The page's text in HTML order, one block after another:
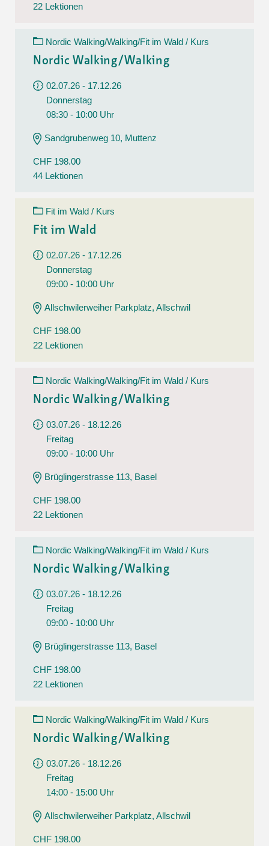
22 Lektionen
Nordic Walking/Walking/Fit im Wald / Kurs
Nordic Walking/Walking
02.07.26 - 17.12.26
Donnerstag
08:30 - 10:00 Uhr
Sandgrubenweg 10, Muttenz
CHF 198.00
44 Lektionen
Fit im Wald / Kurs
Fit im Wald
02.07.26 - 17.12.26
Donnerstag
09:00 - 10:00 Uhr
Allschwilerweiher Parkplatz, Allschwil
CHF 198.00
22 Lektionen
Nordic Walking/Walking/Fit im Wald / Kurs
Nordic Walking/Walking
03.07.26 - 18.12.26
Freitag
09:00 - 10:00 Uhr
Brüglingerstrasse 113, Basel
CHF 198.00
22 Lektionen
Nordic Walking/Walking/Fit im Wald / Kurs
Nordic Walking/Walking
03.07.26 - 18.12.26
Freitag
09:00 - 10:00 Uhr
Brüglingerstrasse 113, Basel
CHF 198.00
22 Lektionen
Nordic Walking/Walking/Fit im Wald / Kurs
Nordic Walking/Walking
03.07.26 - 18.12.26
Freitag
14:00 - 15:00 Uhr
Allschwilerweiher Parkplatz, Allschwil
CHF 198.00